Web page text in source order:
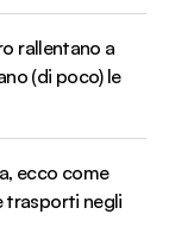
rallentano a
(di poco) le
ecco come
trasporti negli